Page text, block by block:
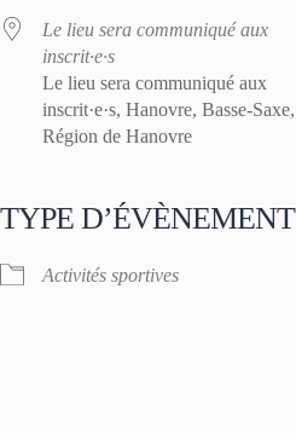
Le lieu sera communiqué aux
inscrit·e·s
Le lieu sera communiqué aux
inscrit·e·s, Hanovre, Basse-Saxe,
Région de Hanovre
TYPE D’ÉVÈNEMENT
Activités sportives